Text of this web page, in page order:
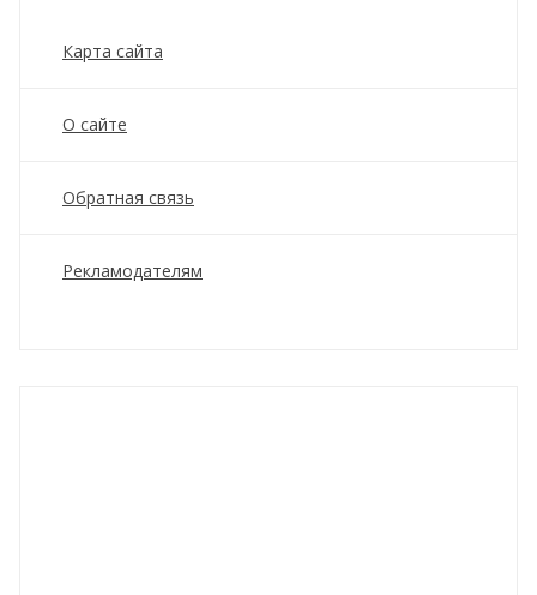
Карта сайта
О сайте
Обратная связь
Рекламодателям